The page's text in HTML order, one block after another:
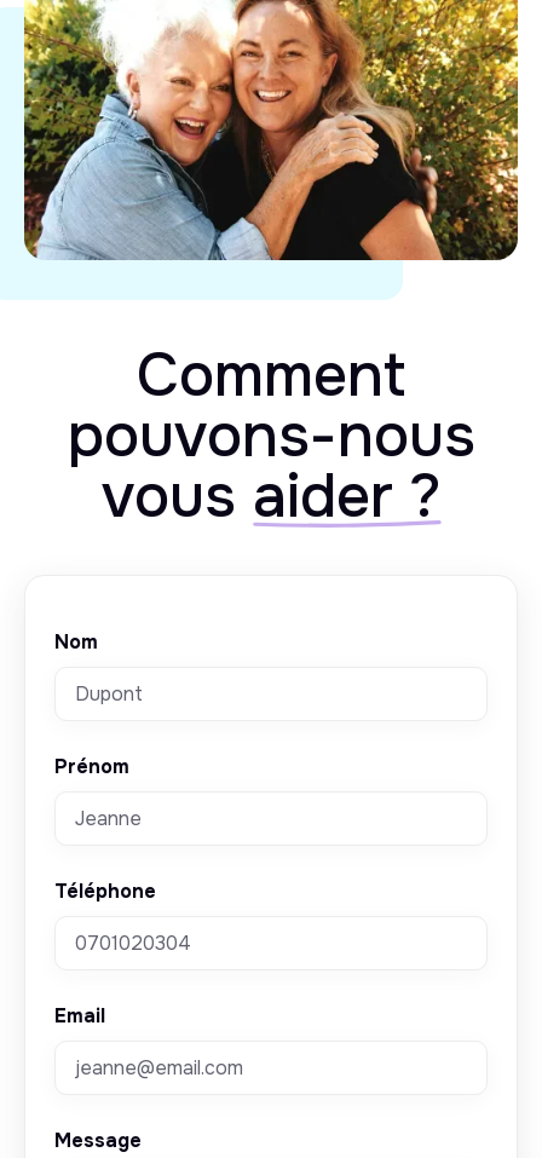
Comment
pouvons-nous
vous aider ?
Nom
Prénom
Téléphone
Email
Message